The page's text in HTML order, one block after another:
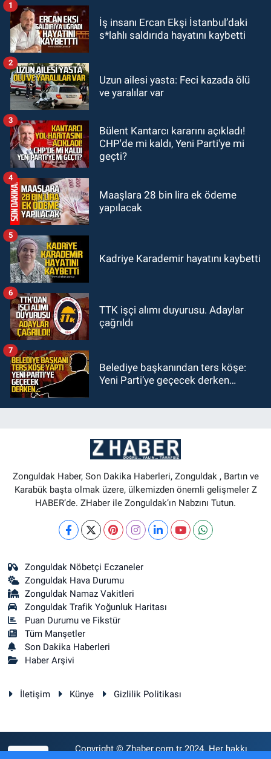
12:45Ülkü Hilal Çiftçi’nin ailesinde
yeni kriz. “Kızımın parasını
12:15Çaycuma'da otomobil
SPOR
11:49Kdz. Ereğli Belediyespor'da
kulübün başına kim geçecek?
İş insanı Ercan Ekşi İstanbul’daki
s*lahlı saldırıda hayatını kaybetti
1
Uzun ailesi yasta: Feci kazada ölü
ve yaralılar var
2
Bülent Kantarcı kararını açıkladı!
CHP'de mi kaldı, Yeni Parti'ye mi
geçti?
3
Maaşlara 28 bin lira ek ödeme
yapılacak
4
Kadriye Karademir hayatını kaybetti
5
TTK işçi alımı duyurusu. Adaylar
çağrıldı
6
Belediye başkanından ters köşe:
Yeni Parti’ye geçecek derken…
7
Zonguldak Haber, Son Dakika Haberleri, Zonguldak , Bartın ve
Karabük başta olmak üzere, ülkemizden önemli gelişmeler Z
HABER’de. ZHaber ile Zonguldak’ın Nabzını Tutun.
Zonguldak Nöbetçi Eczaneler
Zonguldak Hava Durumu
Zonguldak Namaz Vakitleri
Zonguldak Trafik Yoğunluk Haritası
Puan Durumu ve Fikstür
Tüm Manşetler
Son Dakika Haberleri
Haber Arşivi
İletişim Künye Gizlilik Politikası
Copyright © Zhaber.com.tr 2024. Her hakkı